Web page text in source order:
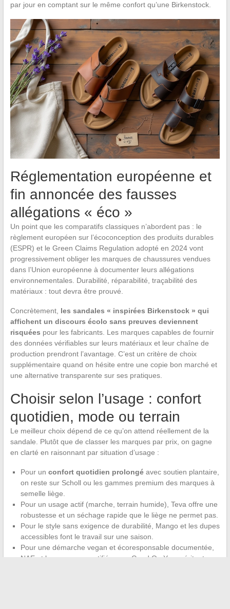
par jour en comptant sur le même confort qu’une Birkenstock.
Réglementation européenne et
fin annoncée des fausses
allégations « éco »
Un point que les comparatifs classiques n’abordent pas : le
règlement européen sur l’écoconception des produits durables
(ESPR) et le Green Claims Regulation adopté en 2024 vont
progressivement obliger les marques de chaussures vendues
dans l’Union européenne à documenter leurs allégations
environnementales. Durabilité, réparabilité, traçabilité des
matériaux : tout devra être prouvé.
Concrètement, les sandales « inspirées Birkenstock » qui
affichent un discours écolo sans preuves deviennent
risquées pour les fabricants. Les marques capables de fournir
des données vérifiables sur leurs matériaux et leur chaîne de
production prendront l’avantage. C’est un critère de choix
supplémentaire quand on hésite entre une copie bon marché et
une alternative transparente sur ses pratiques.
Choisir selon l’usage : confort
quotidien, mode ou terrain
Le meilleur choix dépend de ce qu’on attend réellement de la
sandale. Plutôt que de classer les marques par prix, on gagne
en clarté en raisonnant par situation d’usage :
Pour un confort quotidien prolongéavec soutien plantaire,
on reste sur Scholl ou les gammes premium des marques à
semelle liège.
Pour un usage actif (marche, terrain humide), Teva offre une
robustesse et un séchage rapide que le liège ne permet pas.
Pour le style sans exigence de durabilité, Mango et les dupes
accessibles font le travail sur une saison.
Pour une démarche vegan et écoresponsable documentée,
NAE et les marques certifiées par Good On You méritent